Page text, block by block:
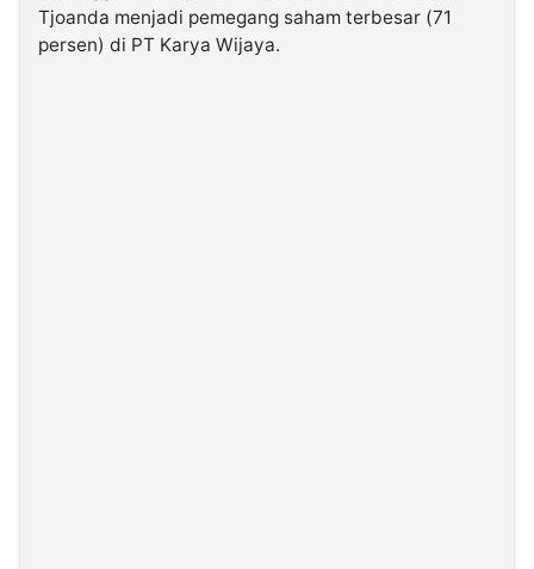
Tjoanda menjadi pemegang saham terbesar (71
persen) di PT Karya Wijaya.